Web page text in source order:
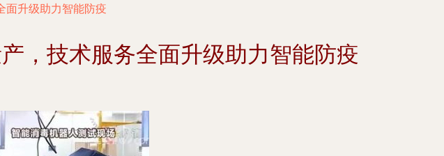
面升级助力智能防疫
，技术服务全面升级助力智能防疫